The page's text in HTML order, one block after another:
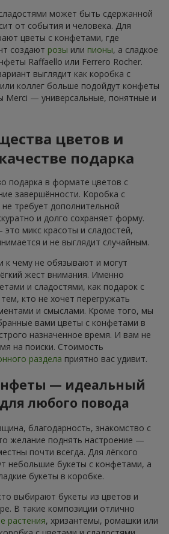
может быть сдержанной
от события и человека. Для
цветы с конфетами, где
создают розы или пионы, а сладкое
Raffaello или Ferrero Rocher.
выглядит как коробка с
коллег больше подойдут конфеты
— универсальные, понятные и
цветов и
подарка
подарка в формате цветов с
завершённости. Коробка с
требует дополнительной
и долго сохраняет форму.
микс красоты и сладостей,
и не выглядит случайным.
к чему не обязывают и могут
жест внимания. Именно
и сладостями, как подарок с
кто не хочет перегружать
и смыслами. Кроме того, мы
вами цветы с конфетами в
назначенное время. И вам не
на поиски. Стоимость
раздела приятно вас удивит.
— идеальный
любого повода
благодарность, знакомство с
желание поднять настроение —
почти всегда. Для лёгкого
небольшие букеты с конфетами, а
букеты в коробке.
выбирают букеты из цветов и
В такие композиции отлично
растения, хризантемы, ромашки или